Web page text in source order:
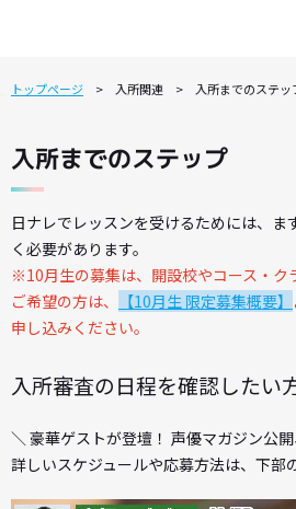
トップページ 入所関連 入所までのステッ
入所までのステップ
日ナレでレッスンを受けるためには、ま
く必要があります。
※10月生の募集は、開設校やコース・ク
ご希望の方は、
【10月生 限定募集概要】
申し込みください。
入所審査の日程を確認したい
＼ 豪華ゲストが登壇！ 声優マガジン公
詳しいスケジュールや応募方法は、下